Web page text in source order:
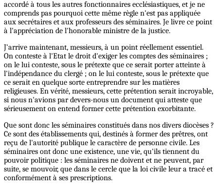
accordé à tous les autres fonctionnaires ecclésiastiques, et je ne
comprends pas pourquoi cette même règle n'est pas appliquée
aux secrétaires et aux professeurs des séminaires. Je livre ce point
à l'appréciation de l'honorable ministre de la justice.
J'arrive maintenant, messieurs, à un point réellement essentiel.
On conteste à l'Etat le droit d'exiger les comptes des séminaires ;
on le lui conteste, sous le prétexte que ce serait porter atteinte à
l'indépendance du clergé ; on le lui conteste, sous le prétexte que
ce serait en quelque sorte entreprendre sur les matières
religieuses. En vérité, messieurs, cette prétention serait incroyable,
si nous n'avions par devers-nous un document qui atteste que
sérieusement on entend former cette prétention exorbitante.
Que sont donc les séminaires constitués dans nos divers diocèses ?
Ce sont des établissements qui, destinés à former des prêtres, ont
reçu de l'autorité publique le caractère de personne civile. Les
séminaires ont donc une existence, une vie, qu'ils tiennent du
pouvoir politique : les séminaires ne doivent et ne peuvent, par
suite, se mouvoir, que dans le cercle que la loi civile leur a tracé et
conformément à ses prescriptions.